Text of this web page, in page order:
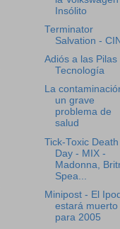
Insólito
Terminator
Salvation -
Adiós a las Pilas
Tecnología
La
un grave
problema de
salud
Tick-Toxic Death
Day - MIX -
Madonna,
Spea...
Minipost - El
estará muerto
para 2005